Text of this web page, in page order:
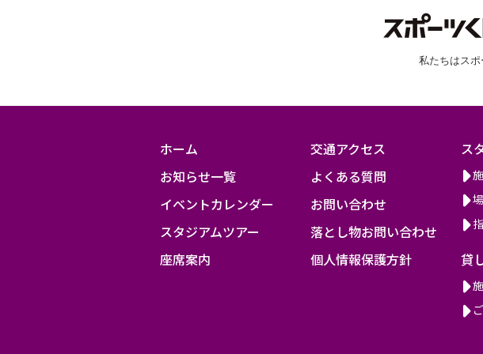
ン
鳥
私たちはスポ
ホーム
お知らせ一覧
イベントカレンダー
スタジアムツアー
座席案内
交通アクセス
よくある質問
お問い合わせ
落とし物お問い合わせ
個人情報保護方針
ス
貸